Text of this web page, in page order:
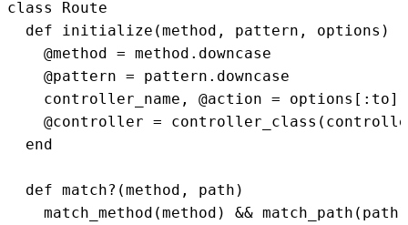
class Route
  def initialize(method, pattern, options)
    @method = method.downcase
    @pattern = pattern.downcase
controller_name, @action =
@controller =
  end
  def match?(method, path)
    match_method(method) && match_path(path)